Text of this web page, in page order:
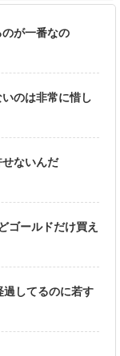
のが一番なの
いのは非常に惜し
せないんだ
ゴールドだけ買え
過してるのに若す